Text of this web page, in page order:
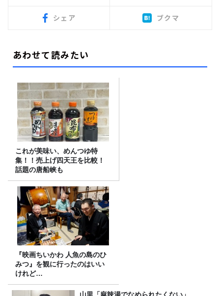
シェア ブクマ
あわせて読みたい
これが美味い、めんつゆ特
集！！売上げ四天王を比較！
話題の唐船峡も
『映画ちいかわ 人魚の島のひ
みつ』を観に行ったのはいい
けれど…
山里「麻辣湯でなめられたくない」